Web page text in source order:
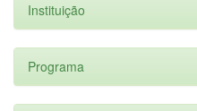
Instituição
Programa